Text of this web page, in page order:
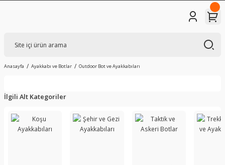
Anasayfa Ayakkabı ve Botlar Outdoor Bot ve Ayakkabıları
İlgili Alt Kategoriler